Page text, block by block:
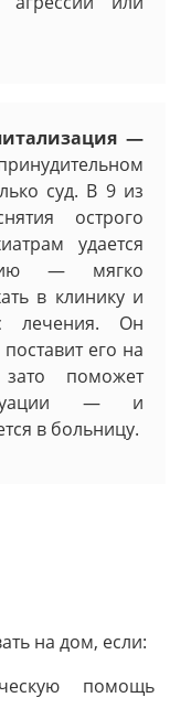
—
суд. В 9 из
острого
удается
— мягко
в клинику и
лечения. Он
его на
поможет
— и
в больницу.
на дом, если: